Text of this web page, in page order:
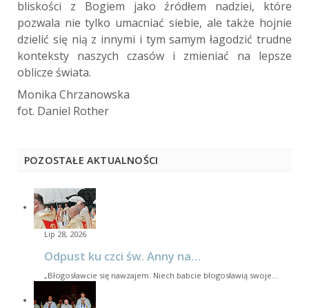
bliskości z Bogiem jako źródłem nadziei, które
pozwala nie tylko umacniać siebie, ale także hojnie
dzielić się nią z innymi i tym samym łagodzić trudne
konteksty naszych czasów i zmieniać na lepsze
oblicze świata.
Monika Chrzanowska
fot. Daniel Rother
POZOSTAŁE AKTUALNOŚCI
Lip 28, 2026
Odpust ku czci św. Anny na…
„Błogosławcie się nawzajem. Niech babcie błogosławią swoje…